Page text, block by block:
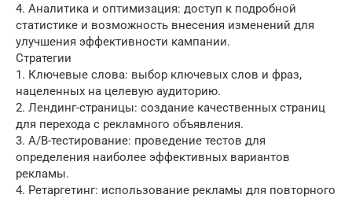
4. Аналитика и оптимизация: доступ к подробной
статистике и возможность внесения изменений для
улучшения эффективности кампании.
Стратегии
1. Ключевые слова: выбор ключевых слов и фраз,
нацеленных на целевую аудиторию.
2. Лендинг-страницы: создание качественных страниц
для перехода с рекламного объявления.
3. A/B-тестирование: проведение тестов для
определения наиболее эффективных вариантов
рекламы.
4. Ретаргетинг: использование рекламы для повторного